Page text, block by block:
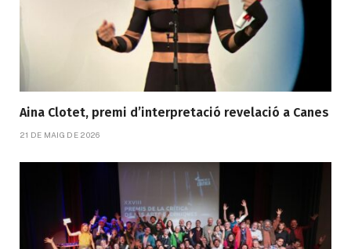
Aina Clotet, premi d’interpretació revelació a Canes
21 DE MAIG DE 2026